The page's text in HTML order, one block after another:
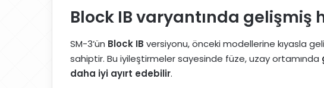
Block IB varyantında gelişmiş
SM-3’ün Block IB versiyonu, önceki modellerine kıyasla
sahiptir. Bu iyileştirmeler sayesinde füze, uzay ortamında
daha iyi ayırt edebilir.